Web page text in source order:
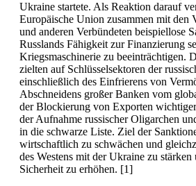
Ukraine startete. Als Reaktion darauf
Europäische Union zusammen mit den
und anderen Verbündeten beispiellose
Russlands Fähigkeit zur Finanzierung
Kriegsmaschinerie zu beeinträchtigen.
zielten auf Schlüsselsektoren der
einschließlich des Einfrierens von
Abschneidens großer Banken vom
der Blockierung von Exporten
der Aufnahme russischer Oligarchen
in die schwarze Liste. Ziel der
wirtschaftlich zu schwächen und
des Westens mit der Ukraine zu stärken
Sicherheit zu erhöhen. [1]